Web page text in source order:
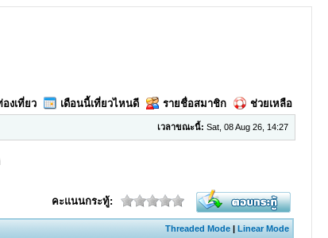
งเที่ยว เดือนนี้เที่ยวไหนดี รายชื่อสมาชิก ช่วยเหลือ
เวลาขณะนี้: Sat, 08 Aug 26, 14:27
คะแนนกระทู้:
Threaded Mode |Linear Mode